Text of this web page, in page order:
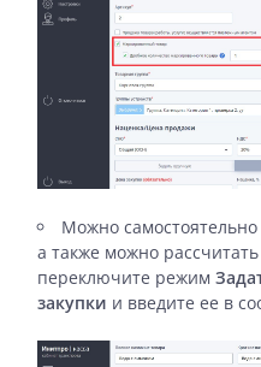
Можно самостоятельно
а также можно
переключите режим
закупки и введите ее в